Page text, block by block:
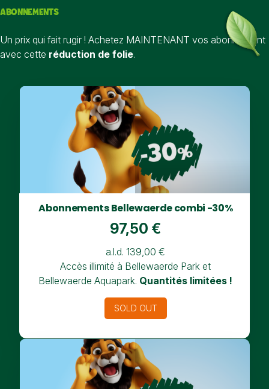
ABONNEMENTS
Un prix qui fait rugir ! Achetez MAINTENANT vos abonnement
avec cette réduction de folie.
Abonnements Bellewaerde combi -30%
97,50 €
a.l.d. 139,00 €
Accès illimité à Bellewaerde Park et
Bellewaerde Aquapark. Quantités limitées !
SOLD OUT